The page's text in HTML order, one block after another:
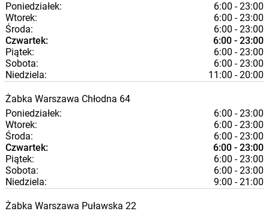
Poniedziałek:
6:00 - 23:00
Wtorek:
6:00 - 23:00
Środa:
6:00 - 23:00
Czwartek:
6:00 - 23:00
Piątek:
6:00 - 23:00
Sobota:
6:00 - 23:00
Niedziela:
11:00 - 20:00
Żabka Warszawa Chłodna 64
Poniedziałek:
6:00 - 23:00
Wtorek:
6:00 - 23:00
Środa:
6:00 - 23:00
Czwartek:
6:00 - 23:00
Piątek:
6:00 - 23:00
Sobota:
6:00 - 23:00
Niedziela:
9:00 - 21:00
Żabka Warszawa Puławska 22